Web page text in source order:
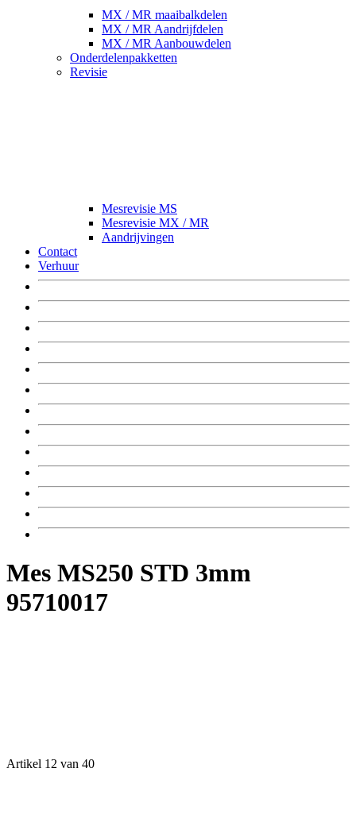
MX / MR maaibalkdelen
MX / MR Aandrijfdelen
MX / MR Aanbouwdelen
Onderdelenpakketten
Revisie
Mesrevisie MS
Mesrevisie MX / MR
Aandrijvingen
Contact
Verhuur
Mes MS250 STD 3mm
95710017
Artikel 12 van 40